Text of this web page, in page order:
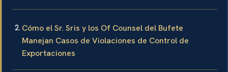
Cómo el Sr. Sris y los Of Counsel del Bufete
Manejan Casos de Violaciones de Control de
Exportaciones